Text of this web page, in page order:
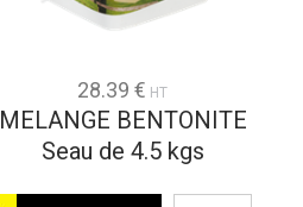
28.39 € HT
MELANGE BENTONITE
Seau de 4.5 kgs